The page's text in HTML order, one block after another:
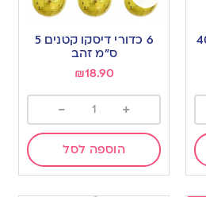
Add
to
wishlist
6 כדורי דיסקו קטנים 5
ס”מ זהב
₪18.90
+
-
הוספה לסל